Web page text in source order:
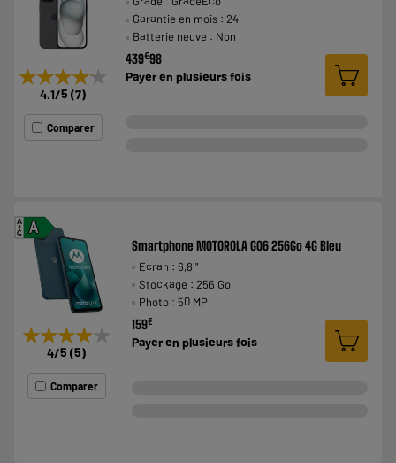
★★★★★
★★★★★
4.1/5 (7)
Comparer
Garantie en mois : 24
Batterie neuve : Non
439€98
Payer en plusieurs fois
A
A
G
★★★★★
★★★★★
4/5 (5)
Comparer
Smartphone MOTOROLA G06 256Go 4G Bleu
Ecran : 6,8 "
Stockage : 256 Go
Photo : 50 MP
159€
Payer en plusieurs fois